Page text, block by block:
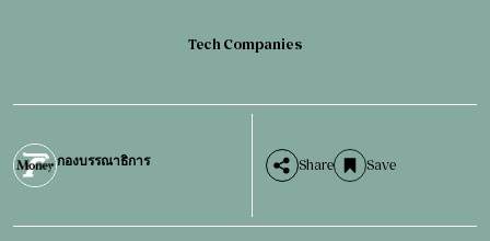
Tech Companies
กองบรรณาธิการ Share Save